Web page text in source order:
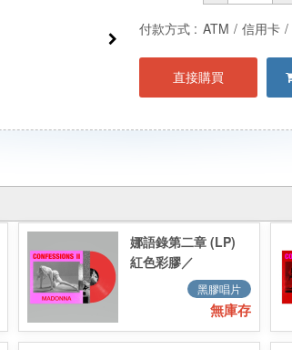
付款方式 : ATM / 信用卡 /
直接購買
娜語錄第二章 (LP)
紅色彩膠／
Confessions II
(LP) 紅色彩膠
黑膠唱片
無庫存